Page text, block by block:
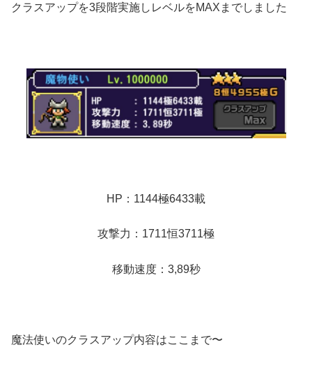
クラスアップを3段階実施しレベルをMAXまでしました
HP：1144極6433載
攻撃力：1711恒3711極
移動速度：3,89秒
魔法使いのクラスアップ内容はここまで〜